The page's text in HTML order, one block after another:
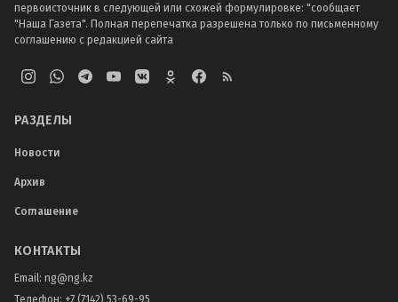
первоисточник в следующей или схожей формулировке: "сообщает
"Наша Газета". Полная перепечатка разрешена только по письменному
соглашению с редакцией сайта
РАЗДЕЛЫ
Новости
Архив
Соглашение
КОНТАКТЫ
Email: ng@ng.kz
Телефон: +7 (7142) 53-69-95